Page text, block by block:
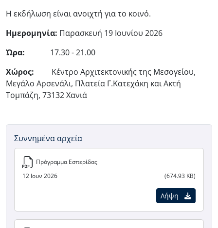
Η εκδήλωση είναι ανοιχτή για το κοινό.
Ημερομηνία: Παρασκευή 19 Ιουνίου 2026
Ώρα: 17.30 - 21.00
Χώρος: Κέντρο Αρχιτεκτονικής της Μεσογείου,
Μεγάλο Αρσενάλι, Πλατεία Γ.Κατεχάκη και Ακτή
Τομπάζη, 73132 Χανιά
Συννημένα αρχεία
Πρόγραμμα Εσπερίδας
12 Ιουν 2026
(674.93 KB)
Λήψη